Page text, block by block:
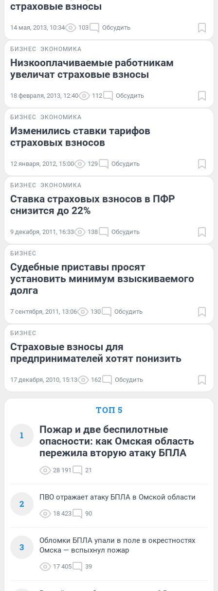
страховые взносы
14 мая, 2013, 10:34 103 Обсудить
БИЗНЕС ЭКОНОМИКА
Низкооплачиваемые работникам
увеличат страховые взносы
18 февраля, 2013, 12:40 112 Обсудить
БИЗНЕС ЭКОНОМИКА
Изменились ставки тарифов
страховых взносов
12 января, 2012, 15:00 129 Обсудить
БИЗНЕС ЭКОНОМИКА
Ставка страховых взносов в ПФР
снизится до 22%
9 декабря, 2011, 16:33 138 Обсудить
БИЗНЕС
Судебные приставы просят
установить минимум взыскиваемого
долга
7 сентября, 2011, 13:06 130 Обсудить
БИЗНЕС
Страховые взносы для
предпринимателей хотят понизить
17 декабря, 2010, 15:13 162 Обсудить
ТОП 5
1
Пожар и две беспилотные
опасности: как Омская область
пережила вторую атаку БПЛА
28 191 21
2
ПВО отражает атаку БПЛА в Омской области
18 423 90
3
Обломки БПЛА упали в поле в окрестностях
Омска — вспыхнул пожар
17 405 39